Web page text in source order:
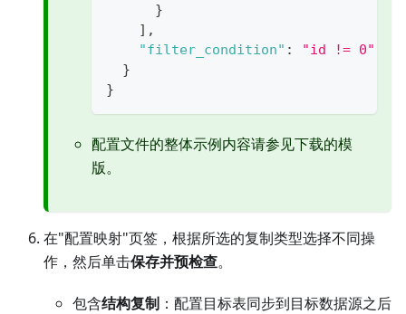
}
] ,
"filter_condition" : "id != 0"
}
}
配置文件的整体示例内容请参见下载的模
版。
在"配置映射"页签，根据所选的复制类型选择不同操
作，然后单击保存并预检查。
包含结构复制 ：配置目标表同步到目标数据源之后